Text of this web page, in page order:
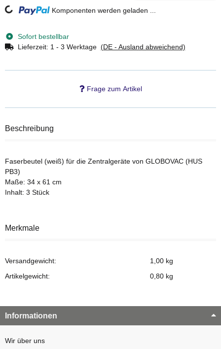
Loading... Komponenten werden geladen ...
Sofort bestellbar
Lieferzeit: 1 - 3 Werktage (DE - Ausland abweichend)
Frage zum Artikel
Beschreibung
Faserbeutel (weiß) für die Zentralgeräte von GLOBOVAC (HUS
PB3)
Maße: 34 x 61 cm
Inhalt: 3 Stück
Merkmale
Versandgewicht:
1,00 kg
Artikelgewicht:
0,80 kg
Informationen
Wir über uns